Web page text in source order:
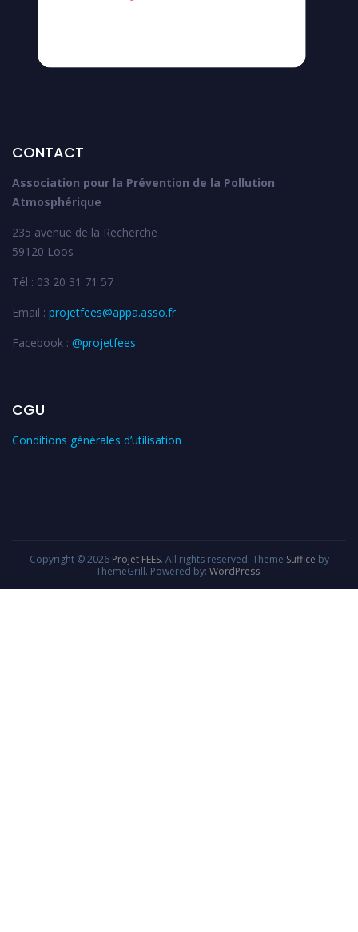
CONTACT
Association pour la Prévention de la Pollution
Atmosphérique
235 avenue de la Recherche
59120 Loos
Tél : 03 20 31 71 57
Email : projetfees@appa.asso.fr
Facebook : @projetfees
CGU
Conditions générales d’utilisation
Copyright © 2026 Projet FEES. All rights reserved. Theme Suffice by
ThemeGrill. Powered by: WordPress.